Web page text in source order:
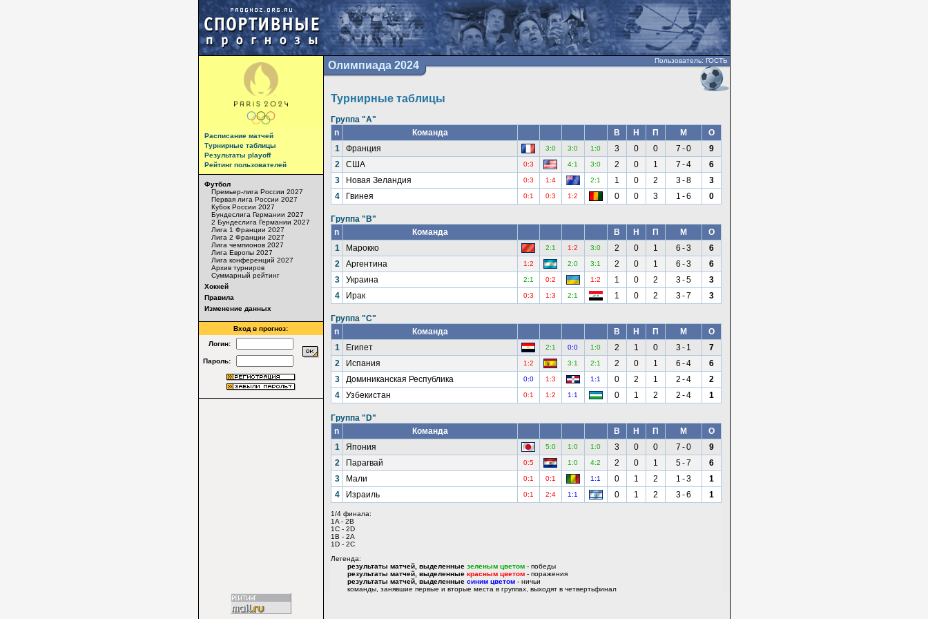
Расписание матчей
Турнирные таблицы
Результаты playoff
Рейтинг пользователей
Футбол
Премьер-лига России 2027
Первая лига России 2027
Кубок России 2027
Бундеслига Германии 2027
2 Бундеслига Германии 2027
Лига 1 Франции 2027
Лига 2 Франции 2027
Лига чемпионов 2027
Лига Европы 2027
Лига конференций 2027
Архив турниров
Суммарный рейтинг
Хоккей
Правила
Изменение данных
Вход в прогноз:
Логин:
Пароль:
Олимпиада 2024 Пользователь: ГОСТЬ
Турнирные таблицы
Группа "A"
n
Команда В Н П М
О
1
Франция 3:0 3:0 1:0 3 0 0 7 -0
9
2
США 0:3 4:1 3:0 2 0 1 7 -4
6
3
Новая Зеландия 0:3 1:4 2:1 1 0 2 3-8
3
4
Гвинея 0:1 0:3 1:2 0 0 3 1 -6 0
Группа "B"
n
Команда В Н П М
О
1
Марокко 2:1 1:2 3:0 2 0 1 6 -3
6
2
Аргентина 1:2 2:0 3:1 2 0 1 6 -3
6
3
Украина 2:1 0:2 1:2 1 0 2 3-5
3
4
Ирак 0:3 1:3 2:1 1 0 2 3-7 3
Группа "C"
n
Команда В Н П М
О
1
Египет 2:1 0:0 1:0 2 1 0 3 - 1
7
2
Испания 1:2 3:1 2:1 2 0 1 6 -4
6
3
Доминиканская Республика 0:0 1:3 1:1 0 2 1 2 -4
2
4
Узбекистан 0:1 1:2 1:1 0 1 2 2 -4 1
Группа "D"
n
Команда В Н П М
О
1
Япония 5:0 1:0 1:0 3 0 0 7 -0
9
2
Парагвай 0:5 1:0 4:2 2 0 1 5-7
6
3
Мали 0:1 0:1 1:1 0 1 2 1 -3
1
4
Израиль 0:1 2:4 1:1 0 1 2 3-6 1
1/4 финала:
1A - 2B
1C - 2D
1B - 2A
1D - 2C
Легенда:
результаты матчей, выделенные зеленым цветом- победы
результаты матчей, выделенные красным цветом- поражения
результаты матчей, выделенные синим цветом- ничьи
команды, занявшие первые и вторые места в группах, выходят в четвертьфинал